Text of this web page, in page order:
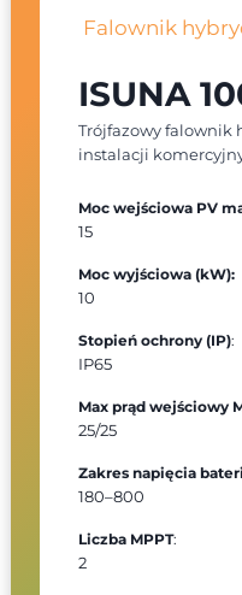
Falownik
ISUNA
Trójfazowy falownik
instalacji
Moc wejściowa PV
15
Moc wyjściowa (kW):
10
Stopień ochrony (IP):
IP65
Max prąd wejściowy
25/25
Zakres napięcia
180–800
Liczba MPPT:
2